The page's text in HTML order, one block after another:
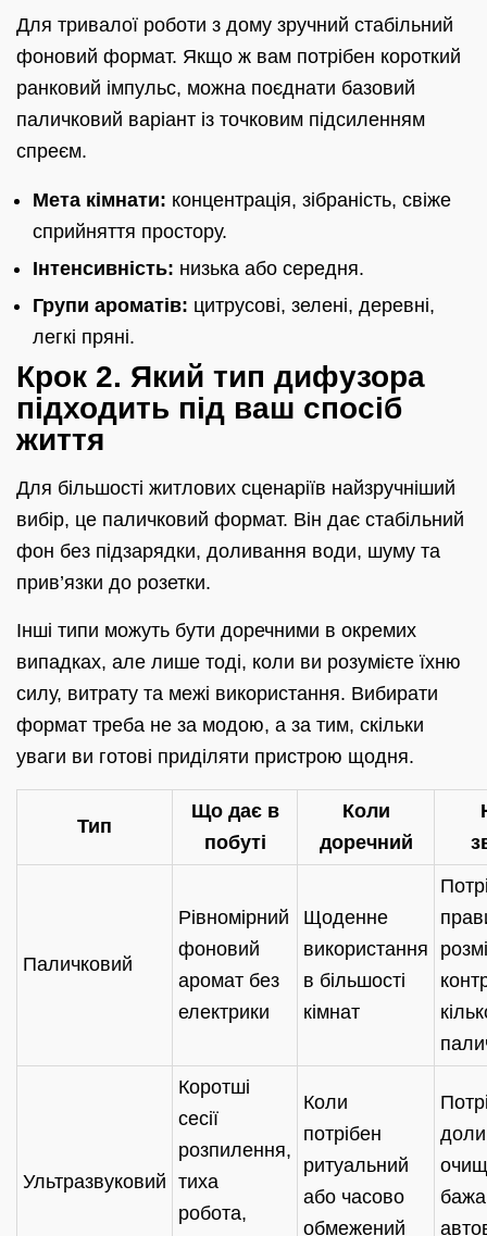
Для тривалої роботи з дому зручний стабільний
фоновий формат. Якщо ж вам потрібен короткий
ранковий імпульс, можна поєднати базовий
паличковий варіант із точковим підсиленням
спреєм.
Мета кімнати: концентрація, зібраність, свіже
сприйняття простору.
Інтенсивність: низька або середня.
Групи ароматів: цитрусові, зелені, деревні,
легкі пряні.
Крок 2. Який тип дифузора
підходить під ваш спосіб
життя
Для більшості житлових сценаріїв найзручніший
вибір, це паличковий формат. Він дає стабільний
фон без підзарядки, доливання води, шуму та
прив’язки до розетки.
Інші типи можуть бути доречними в окремих
випадках, але лише тоді, коли ви розумієте їхню
силу, витрату та межі використання. Вибирати
формат треба не за модою, а за тим, скільки
уваги ви готові приділяти пристрою щодня.
Тип
Що дає в
побуті
Коли
доречний
Паличковий
Рівномірний
фоновий
аромат без
електрики
Щоденне
використання
в більшості
кімнат
Ультразвуковий
Коротші
сесії
розпилення,
тиха
робота,
Коли
потрібен
ритуальний
або часово
обмежений